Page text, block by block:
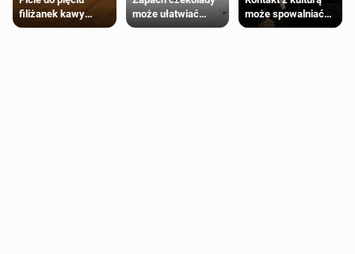
filiżanek kawy
dziennie jest
może ułatwiać
trening siłowy
może spowalniać
starzenie